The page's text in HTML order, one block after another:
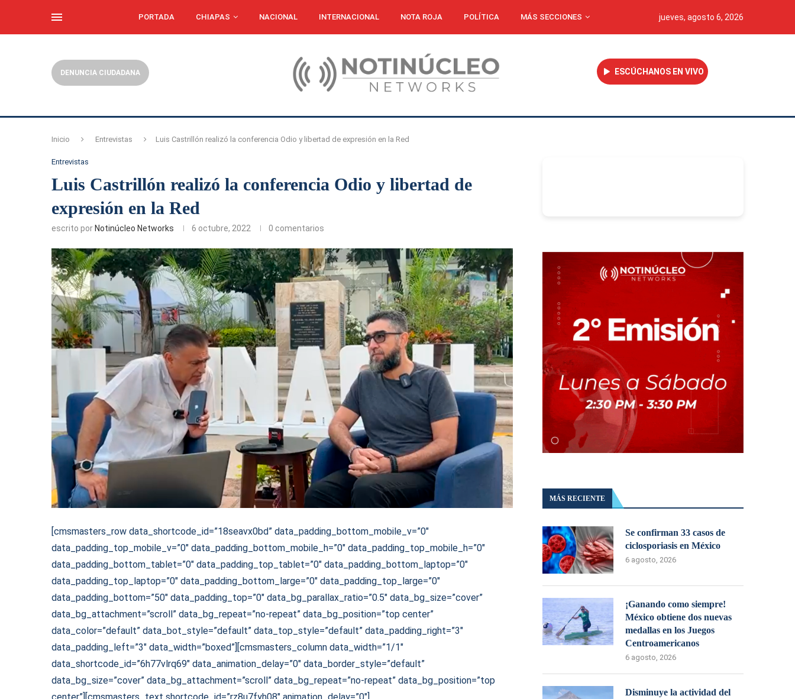
PORTADA CHIAPAS NACIONAL INTERNACIONAL NOTA ROJA POLÍTICA MÁS SECCIONES jueves, agosto 6, 2026
DENUNCIA CIUDADANA ESCÚCHANOS EN VIVO
Inicio Entrevistas Luis Castrillón realizó la conferencia Odio y libertad de expresión en la Red
Entrevistas
Luis Castrillón realizó la conferencia Odio y libertad de
expresión en la Red
escrito por Notinúcleo Networks 6 octubre, 2022 0 comentarios
[cmsmasters_row data_shortcode_id=”18seavx0bd” data_padding_bottom_mobile_v=”0″
data_padding_top_mobile_v=”0″ data_padding_bottom_mobile_h=”0″ data_padding_top_mobile_h=”0″
data_padding_bottom_tablet=”0″ data_padding_top_tablet=”0″ data_padding_bottom_laptop=”0″
data_padding_top_laptop=”0″ data_padding_bottom_large=”0″ data_padding_top_large=”0″
data_padding_bottom=”50″ data_padding_top=”0″ data_bg_parallax_ratio=”0.5″ data_bg_size=”cover”
data_bg_attachment=”scroll” data_bg_repeat=”no-repeat” data_bg_position=”top center”
data_color=”default” data_bot_style=”default” data_top_style=”default” data_padding_right=”3″
data_padding_left=”3″ data_width=”boxed”][cmsmasters_column data_width=”1/1″
data_shortcode_id=”6h77vlrq69″ data_animation_delay=”0″ data_border_style=”default”
data_bg_size=”cover” data_bg_attachment=”scroll” data_bg_repeat=”no-repeat” data_bg_position=”top
center”][cmsmasters_text shortcode_id=”rz8u7fyh08″ animation_delay=”0″]
MÁS RECIENTE
Se confirman 33 casos de
ciclosporiasis en México
6 agosto, 2026
¡Ganando como siempre!
México obtiene dos nuevas
medallas en los Juegos
Centroamericanos
6 agosto, 2026
Disminuye la actividad del